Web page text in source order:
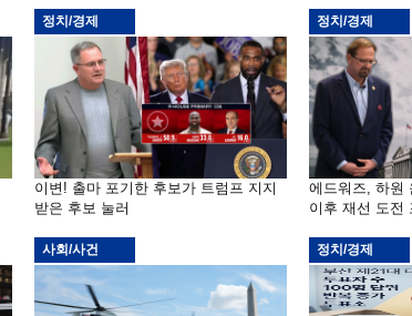
정치/경제
이변! 출마 포기한 후보가 트럼프 지지
받은 후보 눌러
정치/경제
에드워즈, 하원
이후 재선 도전
사회/사건 정치/경제